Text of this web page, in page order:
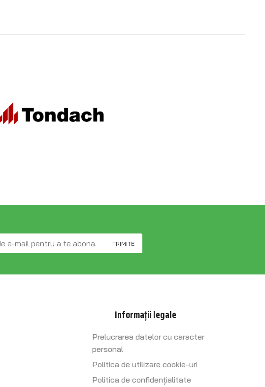
Informații legale
Prelucrarea datelor cu caracter
personal
Politica de utilizare cookie-uri
Politica de confidențialitate